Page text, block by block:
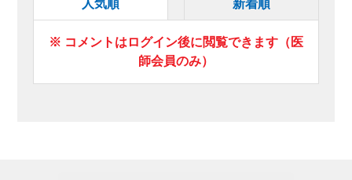
人気順 新着順
※ コメントはログイン後に閲覧できます（医
師会員のみ）